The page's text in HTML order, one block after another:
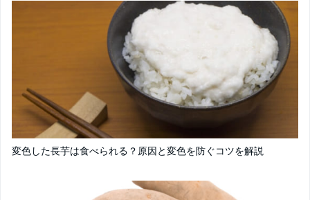
変色した長芋は食べられる？原因と変色を防ぐコツを解説